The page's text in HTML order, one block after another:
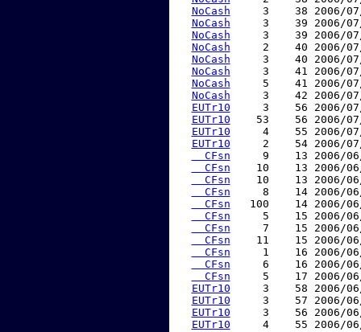
NoCash
3    38 2006/
NoCash
3    39 2006/
NoCash
3    39 2006/
NoCash
2    40 2006/
NoCash
3    40 2006/
NoCash
3    41 2006/
NoCash
5    41 2006/
NoCash
3    42 2006/
EUTr10
3    56 2006/
EUTr10
53    56 2006/
EUTr10
4    55 2006/
EUTr10
2    54 2006/
  CFsn
9    13 2006/
  CFsn
10    13 2006/
  CFsn
10    13 2006/
  CFsn
8    14 2006/
  CFsn
100    14 2006/
  CFsn
5    15 2006/
  CFsn
7    15 2006/
  CFsn
11    15 2006/
  CFsn
1    16 2006/
  CFsn
6    16 2006/
  CFsn
5    17 2006/
EUTr10
3    58 2006/
EUTr10
3    57 2006/
EUTr10
3    56 2006/
EUTr10
4    55 2006/